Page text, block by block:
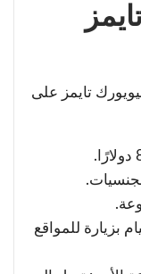
تايمز على
بزيارة للمواقع